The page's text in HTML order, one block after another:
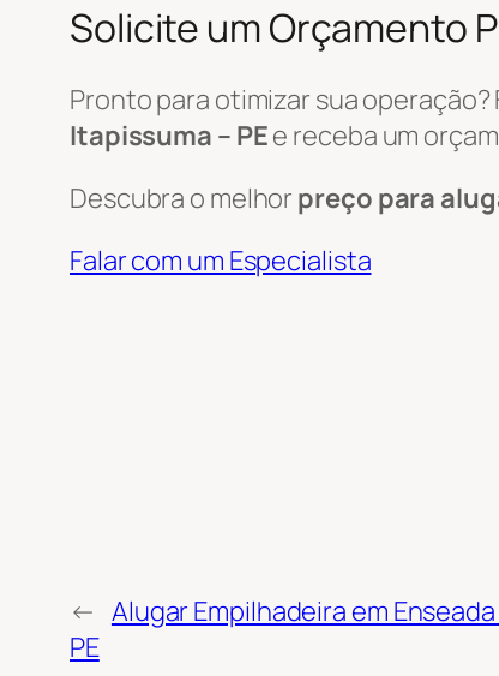
Solicite um Orçamento
Pronto para otimizar sua
Itapissuma – PEe receba um
Descubra o melhor preço para
Falar com um Especialista
← Alugar Empilhadeira em
PE